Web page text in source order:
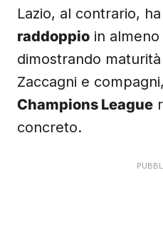
Lazio, al contrario, ha
raddoppio in
dimostrando
Zaccagni e
Champions League
concreto.